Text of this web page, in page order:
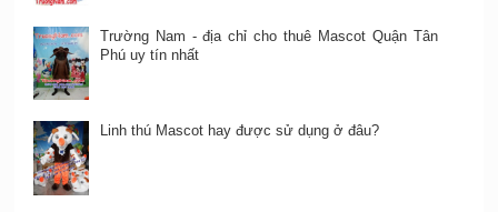
Trường Nam - địa chỉ cho thuê Mascot Quận Tân
Phú uy tín nhất
Linh thú Mascot hay được sử dụng ở đâu?